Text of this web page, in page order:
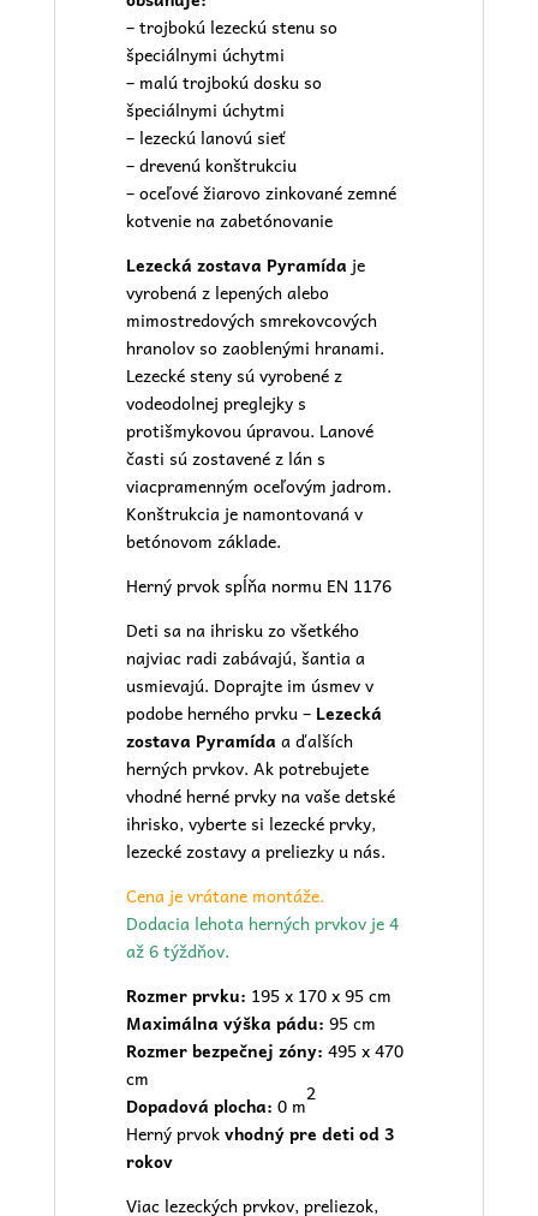
– trojbokú lezeckú stenu so
špeciálnymi úchytmi
– malú trojbokú dosku so
špeciálnymi úchytmi
– lezeckú lanovú sieť
– drevenú konštrukciu
– oceľové žiarovo zinkované zemné
kotvenie na zabetónovanie
Lezecká zostava Pyramída je
vyrobená z lepených alebo
mimostredových smrekovcových
hranolov so zaoblenými hranami.
Lezecké steny sú vyrobené z
vodeodolnej preglejky s
protišmykovou úpravou. Lanové
časti sú zostavené z lán s
viacpramenným oceľovým jadrom.
Konštrukcia je namontovaná v
betónovom základe.
Herný prvok spĺňa normu EN 1176
Deti sa na ihrisku zo všetkého
najviac radi zabávajú, šantia a
usmievajú. Doprajte im úsmev v
podobe herného prvku – Lezecká
zostava Pyramídaa ďalších
herných prvkov. Ak potrebujete
vhodné herné prvky na vašedetské
ihrisko, vyberte si lezecké prvky,
lezecké zostavy a preliezky u nás.
Cena je vrátane montáže.
Dodacia lehota herných prvkov je 4
až 6 týždňov.
Rozmer prvku: 195 x 170 x 95 cm
Maximálna výška pádu: 95 cm
Rozmer bezpečnej zóny: 495 x 470
cm
Dopadová plocha: 0 m
2
Herný prvokvhodný pre deti od 3
rokov
Viac lezeckých prvkov, preliezok,